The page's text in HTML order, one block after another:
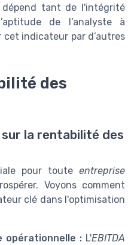
dépend tant de l'intégrité
de l’analyste à
indicateur par d’autres
des
la rentabilité des
pour toute entreprise
Voyons comment
clé dans l'optimisation
opérationnelle : L'EBITDA